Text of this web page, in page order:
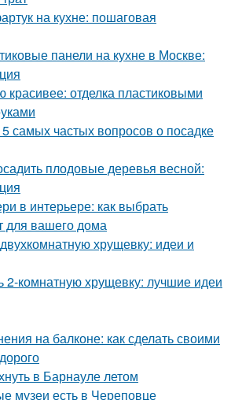
на кухне: пошаговая
панели на кухне в Москве:
красивее: отделка пластиковыми
самых частых вопросов о посадке
плодовые деревья весной:
в интерьере: как выбрать
для вашего дома
хрущевку: идеи и
2-комнатную хрущевку: лучшие идеи
на балконе: как сделать своими
в Барнауле летом
музеи есть в Череповце